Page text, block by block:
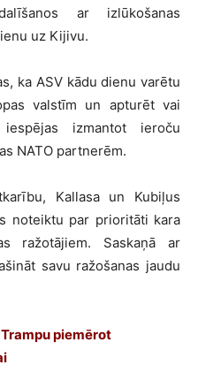
ar izlūkošanas
uz Kijivu.
ka ASV kādu dienu varētu
valstīm un apturēt vai
izmantot ieroču
NATO partnerēm.
Kallasa un Kubiļus
noteiktu par prioritāti kara
ražotājiem. Saskaņā ar
savu ražošanas jaudu
piemērot